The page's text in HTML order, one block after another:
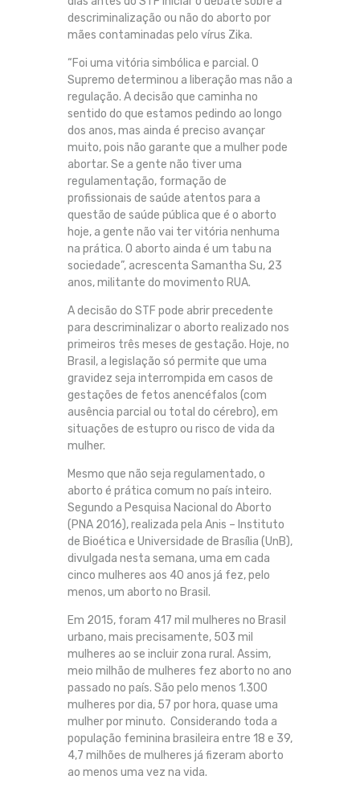
descriminalização ou não do aborto por
mães contaminadas pelo vírus Zika.
“Foi uma vitória simbólica e parcial. O
Supremo determinou a liberação mas não a
regulação. A decisão que caminha no
sentido do que estamos pedindo ao longo
dos anos, mas ainda é preciso avançar
muito, pois não garante que a mulher pode
abortar. Se a gente não tiver uma
regulamentação, formação de
profissionais de saúde atentos para a
questão de saúde pública que é o aborto
hoje, a gente não vai ter vitória nenhuma
na prática. O aborto ainda é um tabu na
sociedade”, acrescenta Samantha Su, 23
anos, militante do movimento RUA.
A decisão do STF pode abrir precedente
para descriminalizar o aborto realizado nos
primeiros três meses de gestação. Hoje, no
Brasil, a legislação só permite que uma
gravidez seja interrompida em casos de
gestações de fetos anencéfalos (com
ausência parcial ou total do cérebro), em
situações de estupro ou risco de vida da
mulher.
Mesmo que não seja regulamentado, o
aborto é prática comum no país inteiro.
Segundo a Pesquisa Nacional do Aborto
(PNA 2016), realizada pela Anis – Instituto
de Bioética e Universidade de Brasília (UnB),
divulgada nesta semana, uma em cada
cinco mulheres aos 40 anos já fez, pelo
menos, um aborto no Brasil.
Em 2015, foram 417 mil mulheres no Brasil
urbano, mais precisamente, 503 mil
mulheres ao se incluir zona rural. Assim,
meio milhão de mulheres fez aborto no ano
passado no país. São pelo menos 1.300
mulheres por dia, 57 por hora, quase uma
mulher por minuto. Considerando toda a
população feminina brasileira entre 18 e 39,
4,7 milhões de mulheres já fizeram aborto
ao menos uma vez na vida.